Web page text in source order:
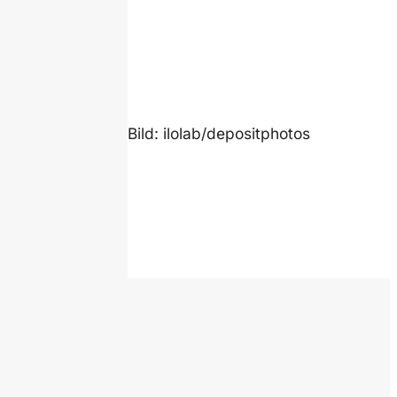
Bild: ilolab/depositphotos